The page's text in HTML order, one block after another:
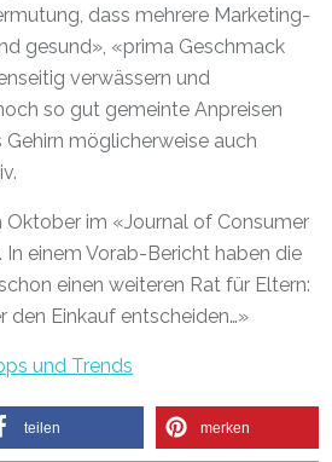
dass mehrere Marketing-
gesund», «prima Geschmack
verwässern und
so gut gemeinte Anpreisen
möglicherweise auch
Oktober im «Journal of Consumer
einem Vorab-Bericht haben die
einen weiteren Rat für Eltern:
den Einkauf entscheiden…»
und Trends
teilen merken